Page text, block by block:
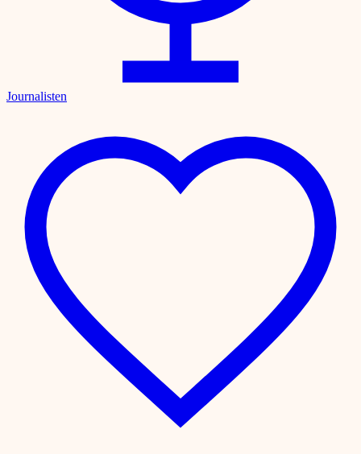
Journalisten